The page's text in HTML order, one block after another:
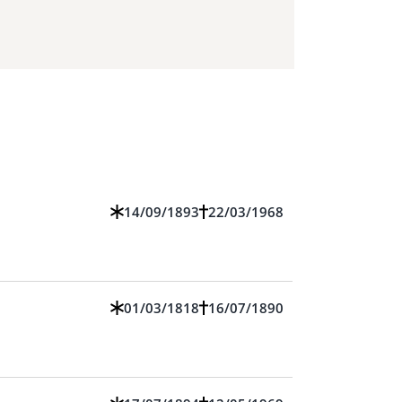
14/09/1893 22/03/1968
01/03/1818 16/07/1890